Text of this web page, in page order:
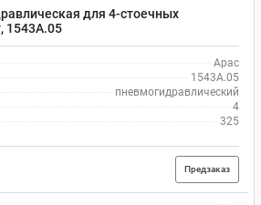
для 4-стоечных
1543A.05
Apac
1543A.05
пневмогидравлический
4
325
Предзаказ